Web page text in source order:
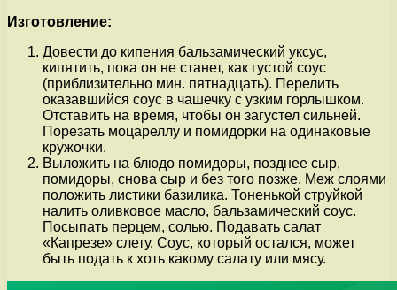
Изготовление:
Довести до кипения бальзамический уксус,
кипятить, пока он не станет, как густой соус
(приблизительно мин. пятнадцать). Перелить
оказавшийся соус в чашечку с узким горлышком.
Отставить на время, чтобы он загустел сильней.
Порезать моцареллу и помидорки на одинаковые
кружочки.
Выложить на блюдо помидоры, позднее сыр,
помидоры, снова сыр и без того позже. Меж слоями
положить листики базилика. Тоненькой струйкой
налить оливковое масло, бальзамический соус.
Посыпать перцем, солью. Подавать салат
«Капрезе» слету. Соус, который остался, может
быть подать к хоть какому салату или мясу.